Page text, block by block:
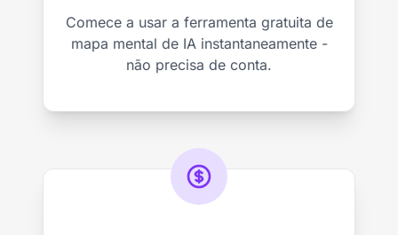
Comece a usar a ferramenta gratuita de
mapa mental de IA instantaneamente -
não precisa de conta.